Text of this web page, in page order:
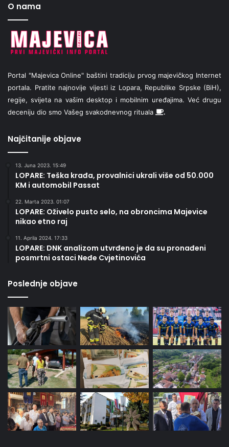
O nama
Portal "Majevica Online" baštini tradiciju prvog majevičkog Internet
portala. Pratite najnovije vijesti iz Lopara, Republike Srpske (BiH),
regije, svijeta na vašim desktop i mobilnim uređajima. Već drugu
deceniju dio smo Vašeg svakodnevnog rituala
Najčitanije objave
13. Juna 2023. 15:49
LOPARE: Teška krađa, provalnici ukrali više od 50.000
KM i automobil Passat
22. Marta 2023. 01:07
LOPARE: Oživelo pusto selo, na obroncima Majevice
nikao etno raj
11. Aprila 2024. 17:33
LOPARE: DNK analizom utvrđeno je da su pronađeni
posmrtni ostaci Neđe Cvjetinovića
Poslednje objave